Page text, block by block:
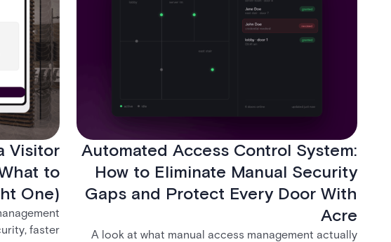
Automated Access Control System:
How to Eliminate Manual Security
Gaps and Protect Every Door With
Acre
A look at what manual access management actually
Visitor
to
One)
faster